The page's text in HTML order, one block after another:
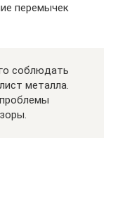
перемычек
соблюдать
металла.